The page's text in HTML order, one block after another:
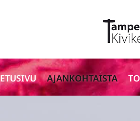
ETUSIVU AJANKOHTAISTA